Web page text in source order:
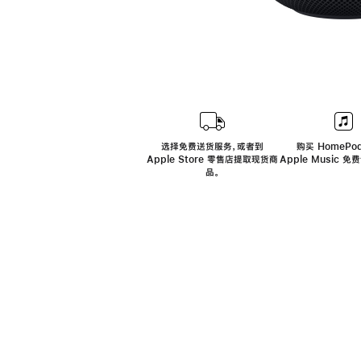
选择免费送货服务，或者到
Apple Store 零售店提取现货商
品。
购买
Apple Music 免费